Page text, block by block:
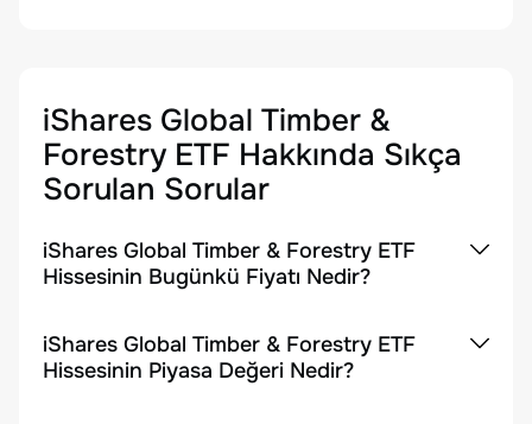
iShares Global Timber &
Forestry ETF Hakkında Sıkça
Sorulan Sorular
iShares Global Timber & Forestry ETF
Hissesinin Bugünkü Fiyatı Nedir?
iShares Global Timber & Forestry ETF
Hissesinin Piyasa Değeri Nedir?